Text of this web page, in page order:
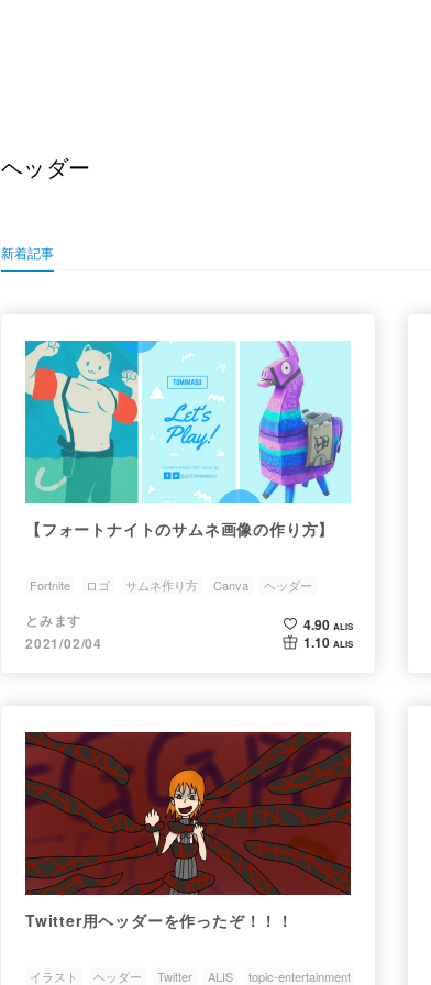
ヘッダー
新着記事
【フォートナイトのサムネ画像の作り方】
Fortnite ロゴ サムネ作り方 Canva ヘッダー
とみます
2021/02/04
4.90 ALIS
1.10 ALIS
Twitter用ヘッダーを作ったぞ！！！
イラスト ヘッダー Twitter ALIS topic-entertainment